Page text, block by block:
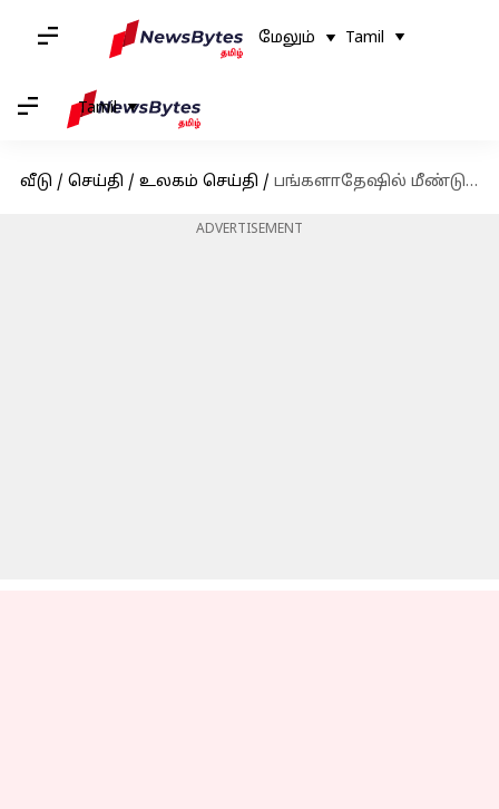
மேலும் Tamil
Tamil
வீடு / செய்தி / உலகம் செய்தி / பங்களாதேஷில் மீண்டும் வன்முறை: இந்தியர்கள் 'தீவிர எச்சரிக்கையுடன்' இருக்குமாறு வலியுறுத்தப்பட்டுள்ளனர்
ADVERTISEMENT